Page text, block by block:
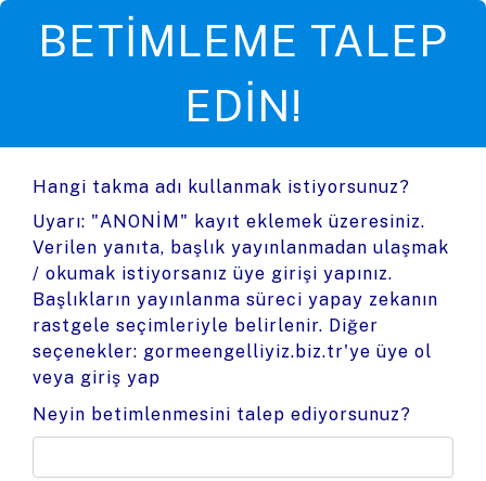
BETIMLEME TALEP
EDIN!
Hangi takma adı kullanmak istiyorsunuz?
Uyarı: "ANONİM" kayıt eklemek üzeresiniz.
Verilen yanıta, başlık yayınlanmadan ulaşmak
/ okumak istiyorsanız üye girişi yapınız.
Başlıkların yayınlanma süreci yapay zekanın
rastgele seçimleriyle belirlenir. Diğer
seçenekler: gormeengelliyiz.biz.tr'ye üye ol
veya giriş yap
Neyin betimlenmesini talep ediyorsunuz?